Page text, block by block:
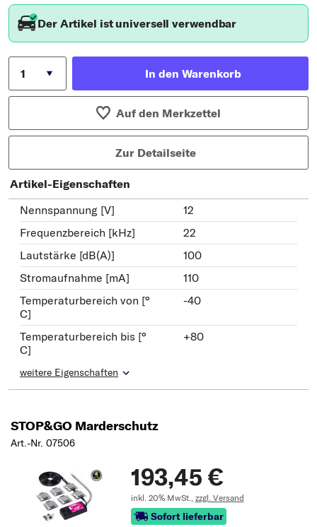
Der Artikel ist universell verwendbar
In den Warenkorb
Auf den Merkzettel
Zur Detailseite
Artikel-Eigenschaften
Nennspannung [V]
12
Frequenzbereich [kHz]
22
Lautstärke [dB(A)]
100
Stromaufnahme [mA]
110
Temperaturbereich von [°
C]
-40
Temperaturbereich bis [°
C]
+80
weitere Eigenschaften
STOP&GO Marderschutz
Art.-Nr. 07506
193,45 €
inkl. 20% MwSt., zzgl. Versand
Sofort lieferbar